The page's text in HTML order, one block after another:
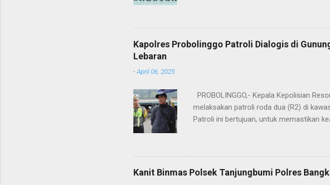
kesinambungan pengabdian kepada
M.H. resmi menyerahkan jabatan Kabag
Wakapolres Sampang. Jabatan Kabag
Rifai, S.H., M.H. , yang sebelumnya
Kapolres Probolinggo Patroli Dialogis di
Lebaran
-April 06, 2025
PROBOLINGGO,- Kepala Kepolisian
melaksakan patroli roda dua (R2) di
Patroli ini bertujuan, untuk memastikan
mengantisipasi hal-hal yang tidak kita
meningkat selama libur Lebaran," kata
pihaknya melakukan hal ini sebagai
menekankan pentingnya keselamatan,
Kanit Binmas Polsek Tanjungbumi Polres